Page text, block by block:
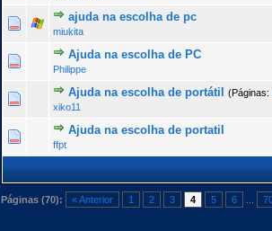
ajuda na escolha de pc
miukita
0 Voto(s) - 0 de 5 na totalidade
123 45
Ajuda na escolha de PC
Philippe
0 Voto(s) - 0 de 5 na totalidade
123 4 5
Ajuda na escolha de portátil (Páginas:
xiko11
0 Voto(s) - 0 de 5 na totalidade
123 45
Ajuda na escolha de portatil
ffpt
0 Voto(s) - 0 de 5 na totalidade
123 45
Páginas (70): « Anterior 1 2 3 4 5 6